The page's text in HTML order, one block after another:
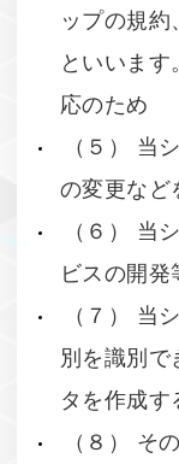
ップの規約
といいま
応のため
（５） 当
の変更など
（６） 当
ビスの開
（７） 当
別を識別
タを作成す
（８） そ